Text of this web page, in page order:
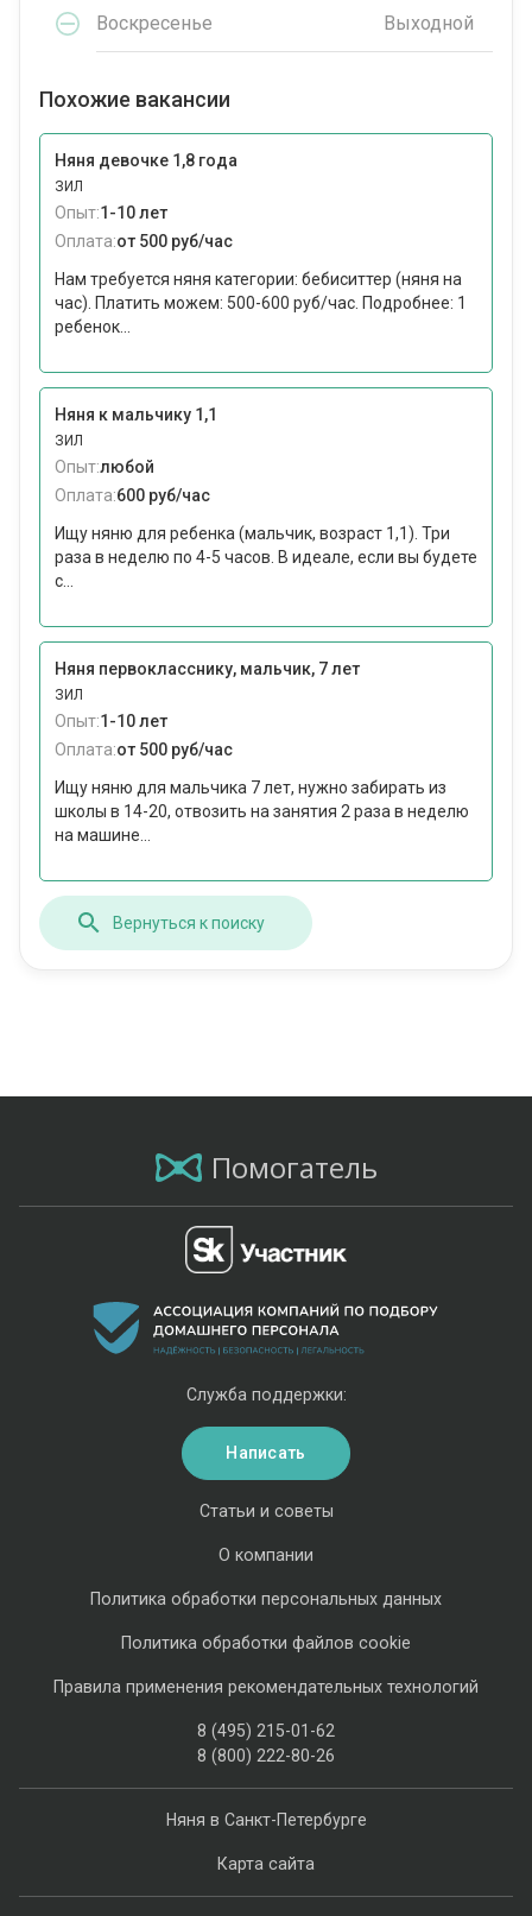
Воскресенье Выходной
Похожие вакансии
Няня девочке 1,8 года
ЗИЛ
Опыт:1-10 лет
Оплата:от 500 руб/час
Нам требуется няня категории: бебиситтер (няня на
час). Платить можем: 500-600 руб/час. Подробнее: 1
ребенок...
Няня к мальчику 1,1
ЗИЛ
Опыт:любой
Оплата:600 руб/час
Ищу няню для ребенка (мальчик, возраст 1,1). Три
раза в неделю по 4-5 часов. В идеале, если вы будете
с...
Няня первокласснику, мальчик, 7 лет
ЗИЛ
Опыт:1-10 лет
Оплата:от 500 руб/час
Ищу няню для мальчика 7 лет, нужно забирать из
школы в 14-20, отвозить на занятия 2 раза в неделю
на машине...
Вернуться к поиску
Помогатель
Няня в Санкт-Петербурге
Карта сайта
Статьи и советы
О компании
Политика обработки персональных данных
Политика обработки файлов cookie
Правила применения рекомендательных технологий
8 (495) 215-01-62
8 (800) 222-80-26
Служба поддержки:
Написать